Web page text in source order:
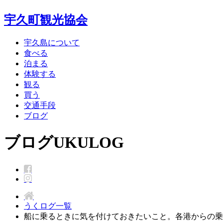
宇久町観光協会
宇久島について
食べる
泊まる
体験する
観る
買う
交通手段
ブログ
ブログUKULOG
うくログ一覧
船に乗るときに気を付けておきたいこと。各港からの